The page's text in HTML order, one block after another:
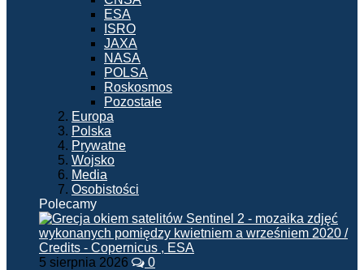
ESA
ISRO
JAXA
NASA
POLSA
Roskosmos
Pozostałe
Europa
Polska
Prywatne
Wojsko
Media
Osobistości
Polecamy
5 sierpnia 2026 0